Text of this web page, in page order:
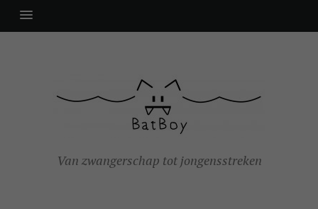
Van zwangerschap tot jongensstreken